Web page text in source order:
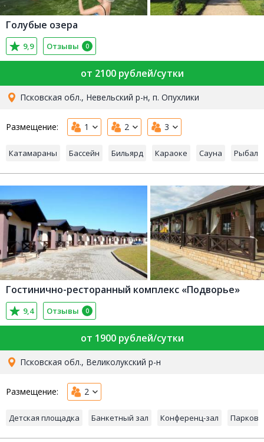
Голубые озера
9,9 Отзывы 0
от 2100 рублей/сутки
Псковская обл., Невельский р-н, п. Опухлики
Размещение: 1 2 3
Катамараны Бассейн Бильярд Караоке Сауна
Гостинично-ресторанный комплекс «Подворье»
9,4 Отзывы 0
от 1900 рублей/сутки
Псковская обл., Великолукский р-н
Размещение: 2
Детская площадка Банкетный зал Конференц-зал